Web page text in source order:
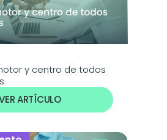
y centro de todos
ARTÍCULO